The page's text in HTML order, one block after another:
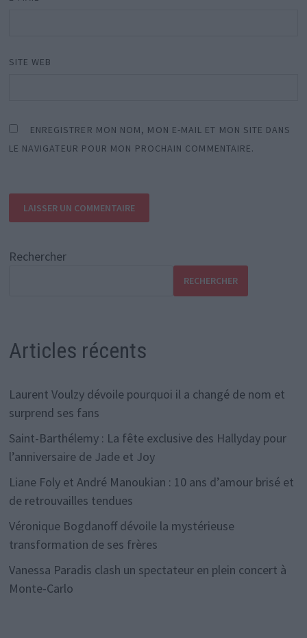
SITE WEB
ENREGISTRER MON NOM, MON E-MAIL ET MON SITE DANS
LE NAVIGATEUR POUR MON PROCHAIN COMMENTAIRE.
Rechercher
RECHERCHER
Articles récents
Laurent Voulzy dévoile pourquoi il a changé de nom et
surprend ses fans
Saint-Barthélemy : La fête exclusive des Hallyday pour
l’anniversaire de Jade et Joy
Liane Foly et André Manoukian : 10 ans d’amour brisé et
de retrouvailles tendues
Véronique Bogdanoff dévoile la mystérieuse
transformation de ses frères
Vanessa Paradis clash un spectateur en plein concert à
Monte-Carlo